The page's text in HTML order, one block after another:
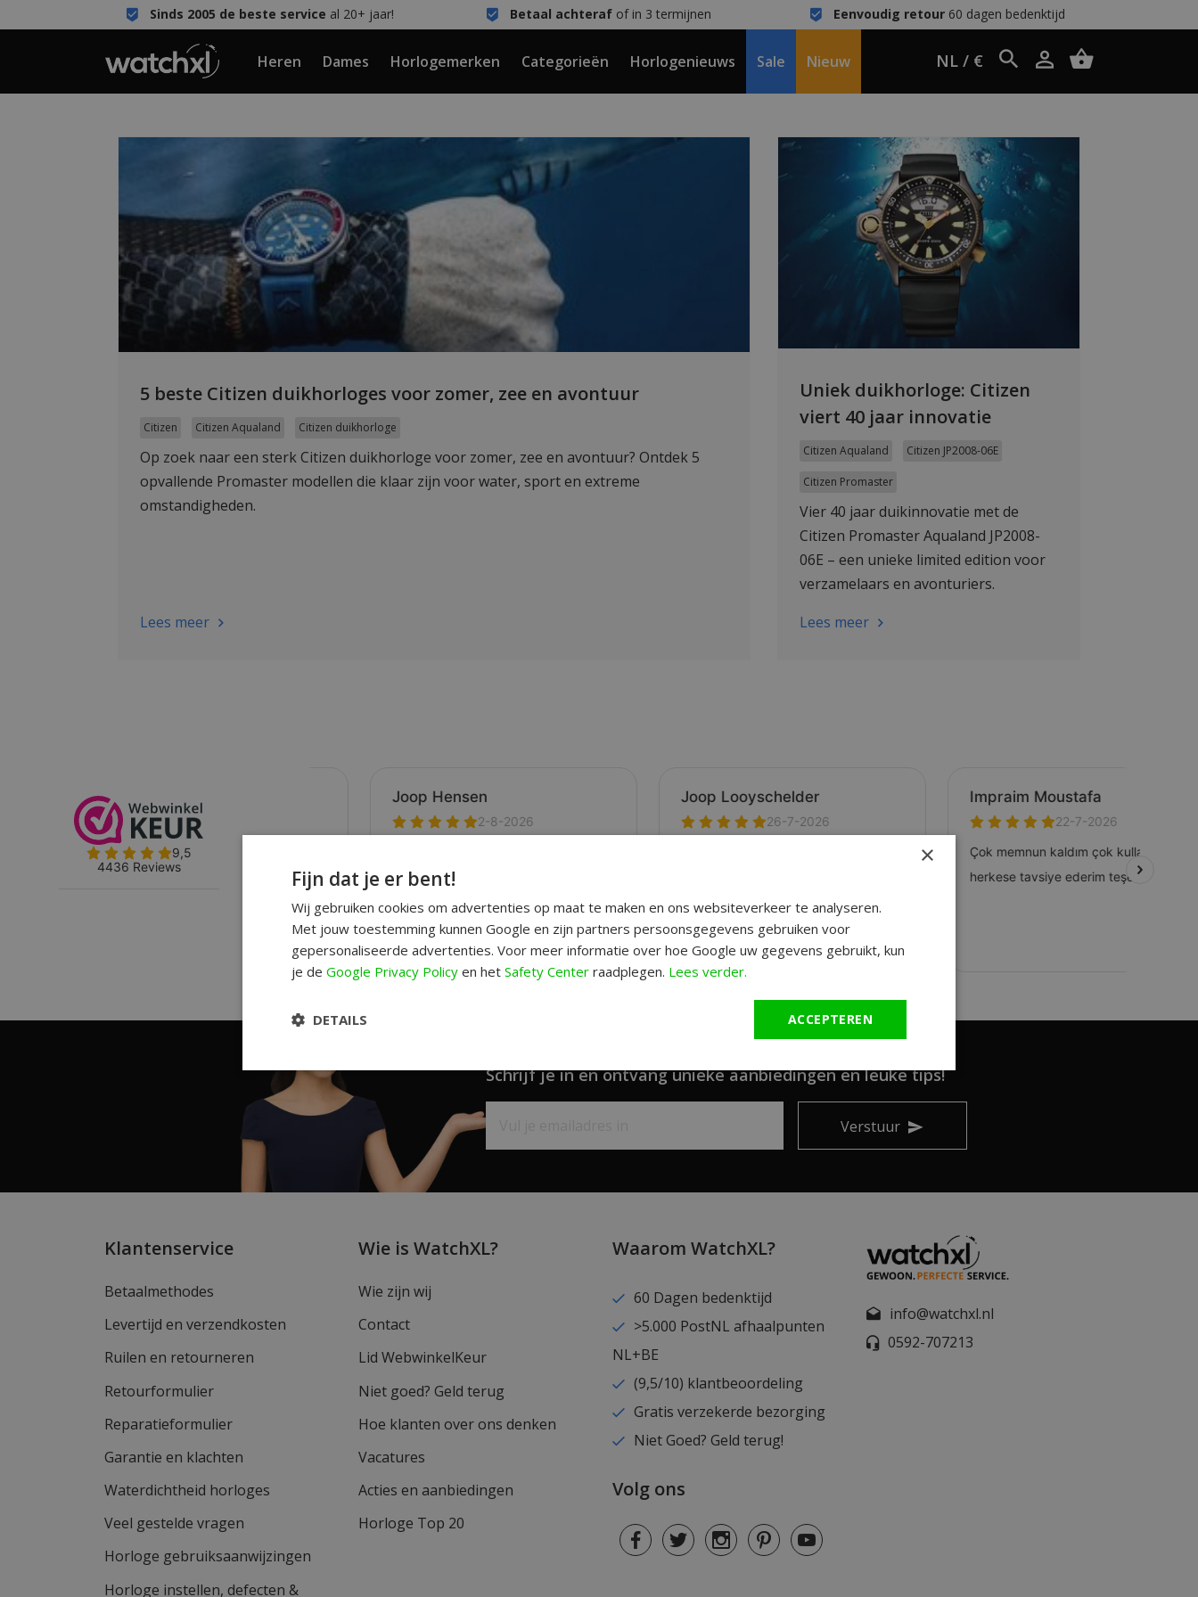
Sinds 2005 de beste service al 20+ jaar! Betaal achterafof in 3 termijnen Eenvoudig retour60 dagen bedenktijd
Heren Dames Horlogemerken Categorieën Horlogenieuws Sale Nieuw NL / €
5 beste Citizen duikhorloges voor zomer, zee en avontuur
Citizen Citizen Aqualand Citizen duikhorloge
Op zoek naar een sterk Citizen duikhorloge voor zomer, zee en avontuur? Ontdek 5
opvallende Promaster modellen die klaar zijn voor water, sport en extreme
omstandigheden.
Lees meer
Uniek duikhorloge: Citizen
viert 40 jaar innovatie
Citizen Aqualand Citizen JP2008-06E
Citizen Promaster
Vier 40 jaar duikinnovatie met de
Citizen Promaster Aqualand JP2008-
06E – een unieke limited edition voor
verzamelaars en avonturiers.
snel bij.
Lees meer
Schrijf je in en ontvang unieke aanbiedingen en leuke tips!
Verstuur
Klantenservice
Betaalmethodes
Levertijd en verzendkosten
Ruilen en retourneren
Retourformulier
Reparatieformulier
Garantie en klachten
Waterdichtheid horloges
Veel gestelde vragen
Horloge gebruiksaanwijzingen
Horloge instellen, defecten &
Wie is WatchXL?
Wie zijn wij
Contact
Lid WebwinkelKeur
Niet goed? Geld terug
Hoe klanten over ons denken
Vacatures
Acties en aanbiedingen
Horloge Top 20
Waarom WatchXL?
60 Dagen bedenktijd
>5.000 PostNL afhaalpunten
NL+BE
(9,5/10) klantbeoordeling
Gratis verzekerde bezorging
Niet Goed? Geld terug!
Volg ons
info@watchxl.nl
0592-707213
×
Fijn dat je er bent!
Wij gebruiken cookies om advertenties op maat te maken en ons websiteverkeer te analyseren.
Met jouw toestemming kunnen Google en zijn partners persoonsgegevens gebruiken voor
gepersonaliseerde advertenties. Voor meer informatie over hoe Google uw gegevens gebruikt, kun
je de Google Privacy Policy en het Safety Center raadplegen. Lees verder.
ACCEPTEREN
DETAILS